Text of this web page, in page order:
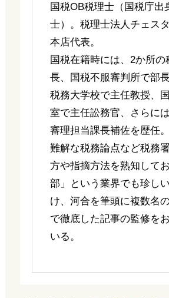
国税OB税理士（国税庁出
士）。税理士法人チェス
本店代表。
国税在籍時には、2か所の
長、国税不服審判所で部長
税務大学校で主任教授、
室で主任訟務官、さらに
審理担当課長補佐を歴任。
難解な税務論点など税務
方や指摘方法を熟知して
部」という業界でも珍し
け、河合を筆頭に複数名
で徹底した記事の監修を
いる。